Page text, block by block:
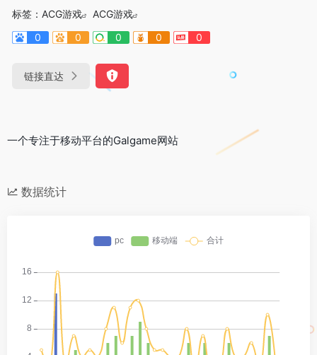
标签： ACG游戏
ACG游戏
0
0 0 0 0
链接直达
一个专注于移动平台的Galgame网站
数据统计